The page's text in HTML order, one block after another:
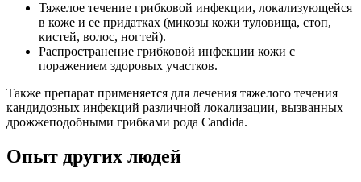
Тяжелое течение грибковой инфекции, локализующейся
в коже и ее придатках (микозы кожи туловища, стоп,
кистей, волос, ногтей).
Распространение грибковой инфекции кожи с
поражением здоровых участков.
Также препарат применяется для лечения тяжелого течения
кандидозных инфекций различной локализации, вызванных
дрожжеподобными грибками рода Candida.
Опыт других людей